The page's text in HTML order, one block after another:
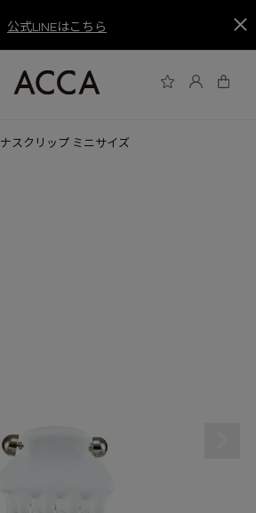
公式LINEはこちら
スクリップ ミニサイズ